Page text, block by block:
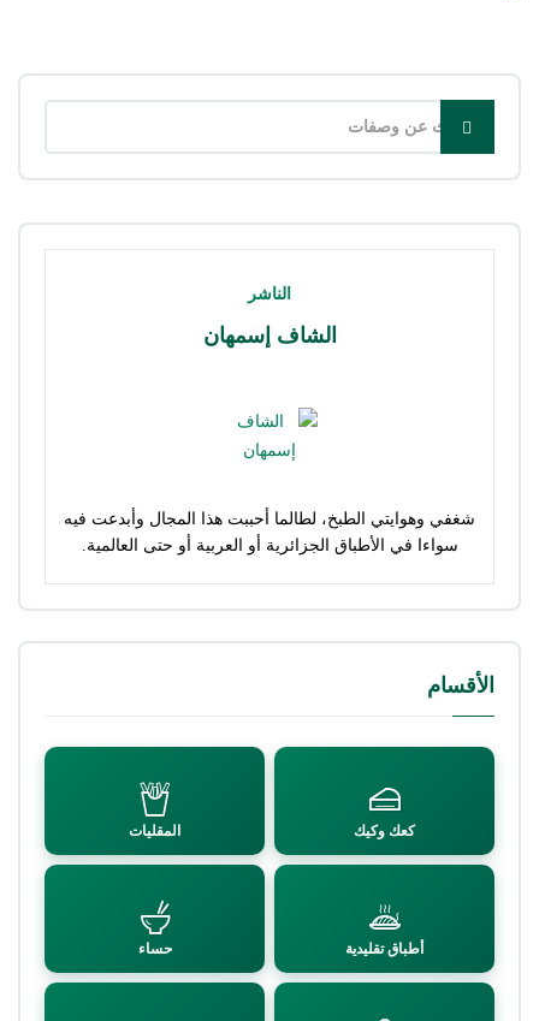
الناشر
الشاف إسمهان
شغفي وهوايتي الطبخ، لطالما أحببت هذا المجال وأبدعت فيه
سواءا في الأطباق الجزائرية أو العربية أو حتى العالمية.
الأقسام
كعك وكيك المقليات
أطباق تقليدية حساء